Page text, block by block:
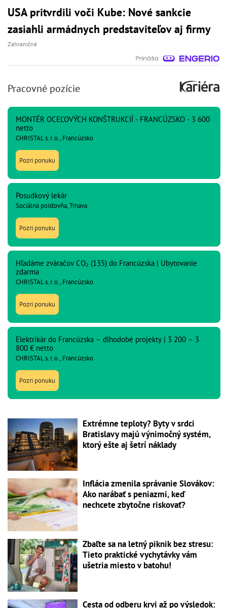
USA pritvrdili voči Kube: Nové sankcie
zasiahli armádnych predstaviteľov aj firmy
Zahraničné
Pracovné pozície
MONTÉR OCEĽOVÝCH KONŠTRUKCIÍ - FRANCÚZSKO - 3 600
netto
CHRISTAL s. r. o., Francúzsko
Pozri ponuku
Posudkový lekár
Sociálna poisťovňa, Trnava
Pozri ponuku
Hľadáme zváračov CO₂ (135) do Francúzska | Ubytovanie
zdarma
CHRISTAL s. r. o., Francúzsko
Pozri ponuku
Elektrikár do Francúzska – dlhodobé projekty | 3 200 – 3
800 € netto
CHRISTAL s. r. o., Francúzsko
Pozri ponuku
Extrémne teploty? Byty v srdci
Bratislavy majú výnimočný systém,
ktorý ešte aj šetrí náklady
Inflácia zmenila správanie Slovákov:
Ako narábať s peniazmi, keď
nechcete zbytočne riskovať?
Zbaľte sa na letný piknik bez stresu:
Tieto praktické vychytávky vám
ušetria miesto v batohu!
Cesta od odberu krvi až po výsledok: